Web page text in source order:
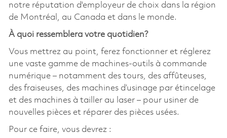
notre réputation d'employeur de choix dans la région
de Montréal, au Canada et dans le monde.
À quoi ressemblera votre quotidien?
Vous mettrez au point, ferez fonctionner et réglerez
une vaste gamme de machines-outils à commande
numérique – notamment des tours, des affûteuses,
des fraiseuses, des machines d’usinage par étincelage
et des machines à tailler au laser – pour usiner de
nouvelles pièces et réparer des pièces usées.
Pour ce faire, vous devrez :